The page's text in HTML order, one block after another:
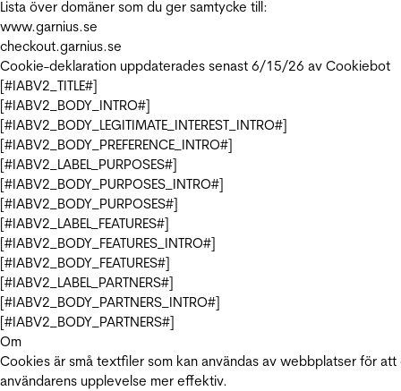
Lista över domäner som du ger samtycke till:
www.garnius.se
checkout.garnius.se
Cookie-deklaration uppdaterades senast 6/15/26 av Cookiebot
[#IABV2_TITLE#]
[#IABV2_BODY_INTRO#]
[#IABV2_BODY_LEGITIMATE_INTEREST_INTRO#]
[#IABV2_BODY_PREFERENCE_INTRO#]
[#IABV2_LABEL_PURPOSES#]
[#IABV2_BODY_PURPOSES_INTRO#]
[#IABV2_BODY_PURPOSES#]
[#IABV2_LABEL_FEATURES#]
[#IABV2_BODY_FEATURES_INTRO#]
[#IABV2_BODY_FEATURES#]
[#IABV2_LABEL_PARTNERS#]
[#IABV2_BODY_PARTNERS_INTRO#]
[#IABV2_BODY_PARTNERS#]
Om
Cookies är små textfiler som kan användas av webbplatser för att
användarens upplevelse mer effektiv.